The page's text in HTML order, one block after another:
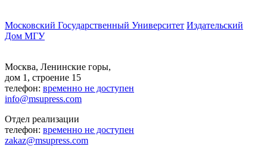
Московский Государственный Университет Издательский
Дом МГУ
Москва, Ленинские горы,
дом 1, строение 15
телефон: временно не доступен
info@msupress.com
Отдел реализации
телефон: временно не доступен
zakaz@msupress.com